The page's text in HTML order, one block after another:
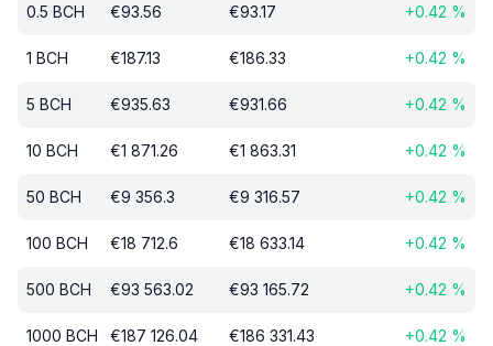
0.5 BCH €93.56 €93.17 +0.42 %
1 BCH €187.13 €186.33 +0.42 %
5 BCH €935.63 €931.66 +0.42 %
10 BCH €1 871.26 €1 863.31 +0.42 %
50 BCH €9 356.3 €9 316.57 +0.42 %
100 BCH €18 712.6 €18 633.14 +0.42 %
500 BCH €93 563.02 €93 165.72 +0.42 %
1000 BCH €187 126.04 €186 331.43 +0.42 %